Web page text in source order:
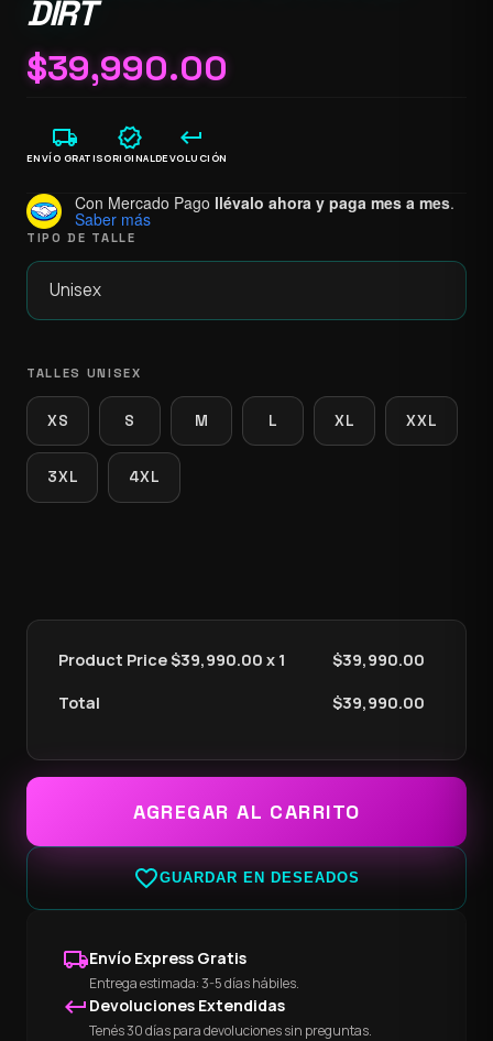
DIRT
$39,990.00
local_shipping
ENVÍO GRATIS
verified
ORIGINAL
keyboard_return
DEVOLUCIÓN
Con Mercado Pago llévalo ahora y paga mes a mes.
Saber más
TIPO DE TALLE
TALLES UNISEX
XS S M L XL XXL
3XL 4XL
Product Price $39,990.00 x 1 $39,990.00
Total $39,990.00
AGREGAR AL CARRITO
favorite_borderGUARDAR EN DESEADOS
local_shippingEnvío Express Gratis
Entrega estimada: 3-5 días hábiles.
keyboard_return Devoluciones Extendidas
Tenés 30 días para devoluciones sin preguntas.